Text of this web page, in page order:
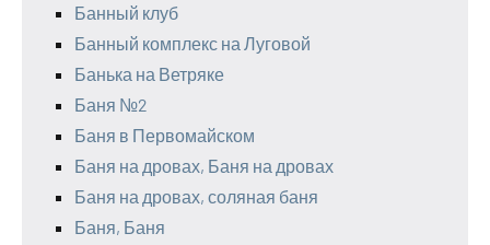
Банный клуб
Банный комплекс на Луговой
Банька на Ветряке
Баня №2
Баня в Первомайском
Баня на дровах, Баня на дровах
Баня на дровах, соляная баня
Баня, Баня